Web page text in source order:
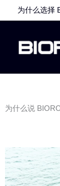
至
为什么选择
为什么说